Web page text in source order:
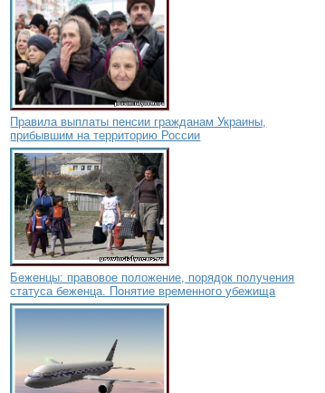
Правила выплаты пенсии гражданам Украины,
прибывшим на территорию России
Беженцы: правовое положение, порядок получения
статуса беженца. Понятие временного убежища